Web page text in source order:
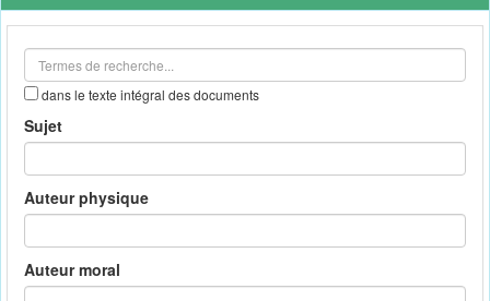
outils
dans le texte intégral des documents
Sujet
Auteur physique
Auteur moral